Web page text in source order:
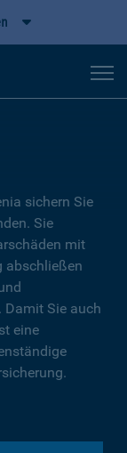
sichern Sie
Sie
mit
abschließen
Sie auch
eine